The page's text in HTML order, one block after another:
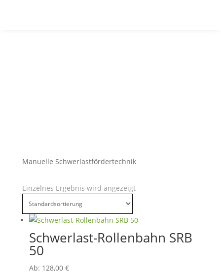
Manuelle Schwerlastfördertechnik
Einzelnes Ergebnis wird angezeigt
Schwerlast-Rollenbahn SRB
50
Ab: 128,00 €